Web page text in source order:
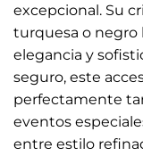
excepcional. Su
turquesa o
elegancia y
seguro, este
perfectamente
eventos
entre estilo